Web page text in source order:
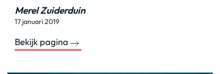
Merel Zuiderduin
17 januari 2019
Bekijk pagina